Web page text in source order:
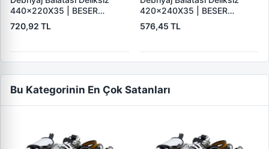
440×220X35 | BESER
440X220X35
720,92 TL
420×240X35 | BESER
420X240X35
576,45 TL
Bu Kategorinin En Çok Satanları